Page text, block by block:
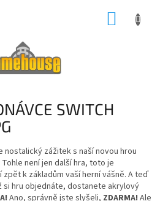
SWITCH
zážitek s naší novou hrou
Tohle není jen další hra, toto je
k základům vaší herní vášně. A teď
si hru objednáte, dostanete akrylový
Ano, správně jste slyšeli, ZDARMA! Ale